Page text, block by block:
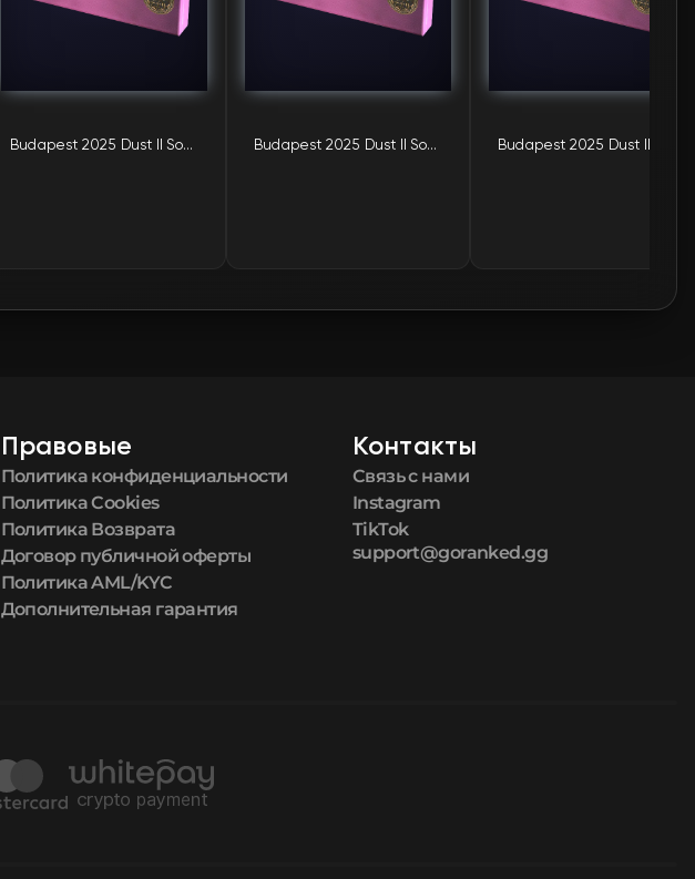
FN $3.48🛒
FN $3.48 🛒
FN $3.48🛒
FN
FN
Budapest 2025 Dust II Souvenir Highlight Package Budapest 2025 Dust II Souvenir Highlight Package
Правовые
Политика конфиденциальности
Политика Cookies
Политика Возврата
Договор публичной оферты
Политика AML/KYC
Дополнительная гарантия
Контакты
Связь с нами
Instagram
TikTok
support@goranked.gg